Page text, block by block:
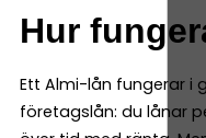
Hur
Ett Almi-lån fungerar i
företagslån: du lånar